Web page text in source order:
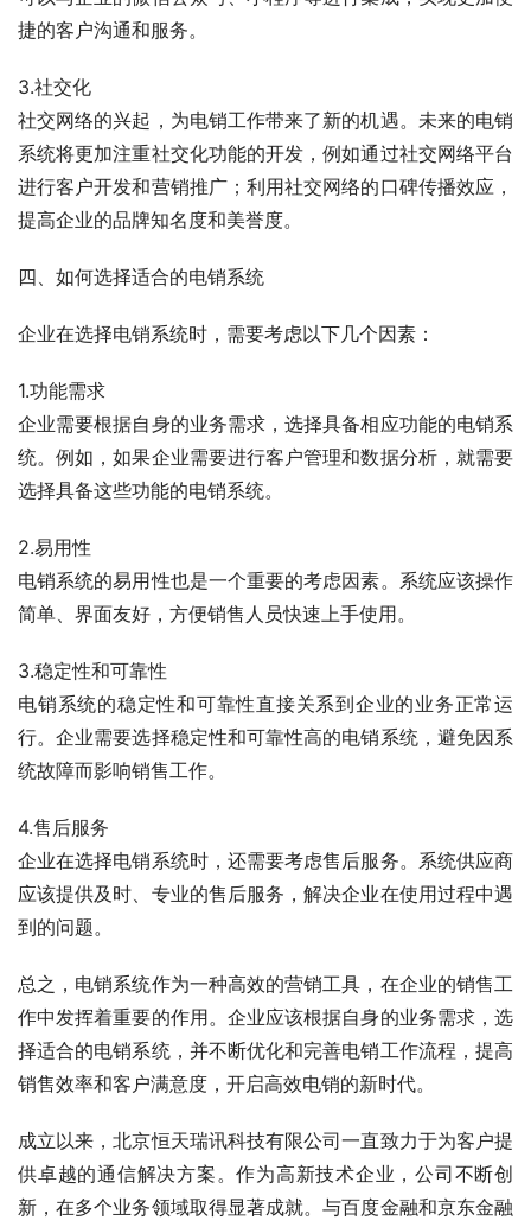
捷的客户沟通和服务。
3.社交化
社交网络的兴起，为电销工作带来了新的机遇。未来的电销
系统将更加注重社交化功能的开发，例如通过社交网络平台
进行客户开发和营销推广；利用社交网络的口碑传播效应，
提高企业的品牌知名度和美誉度。
四、如何选择适合的电销系统
企业在选择电销系统时，需要考虑以下几个因素：
1.功能需求
企业需要根据自身的业务需求，选择具备相应功能的电销系
统。例如，如果企业需要进行客户管理和数据分析，就需要
选择具备这些功能的电销系统。
2.易用性
电销系统的易用性也是一个重要的考虑因素。系统应该操作
简单、界面友好，方便销售人员快速上手使用。
3.稳定性和可靠性
电销系统的稳定性和可靠性直接关系到企业的业务正常运
行。企业需要选择稳定性和可靠性高的电销系统，避免因系
统故障而影响销售工作。
4.售后服务
企业在选择电销系统时，还需要考虑售后服务。系统供应商
应该提供及时、专业的售后服务，解决企业在使用过程中遇
到的问题。
总之，电销系统作为一种高效的营销工具，在企业的销售工
作中发挥着重要的作用。企业应该根据自身的业务需求，选
择适合的电销系统，并不断优化和完善电销工作流程，提高
销售效率和客户满意度，开启高效电销的新时代。
成立以来，北京恒天瑞讯科技有限公司一直致力于为客户提
供卓越的通信解决方案。作为高新技术企业，公司不断创
新，在多个业务领域取得显著成就。与百度金融和京东金融